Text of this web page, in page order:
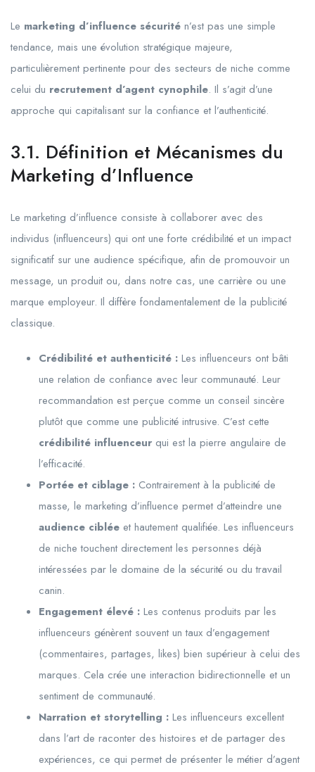
Le marketing d’influence sécurité n’est pas une simple
tendance, mais une évolution stratégique majeure,
particulièrement pertinente pour des secteurs de niche comme
celui du recrutement d’agent cynophile. Il s’agit d’une
approche qui capitalisant sur la confiance et l’authenticité.
3.1. Définition et Mécanismes du
Marketing d’Influence
Le marketing d’influence consiste à collaborer avec des
individus (influenceurs) qui ont une forte crédibilité et un impact
significatif sur une audience spécifique, afin de promouvoir un
message, un produit ou, dans notre cas, une carrière ou une
marque employeur. Il diffère fondamentalement de la publicité
classique.
Crédibilité et authenticité : Les influenceurs ont bâti
une relation de confiance avec leur communauté. Leur
recommandation est perçue comme un conseil sincère
plutôt que comme une publicité intrusive. C’est cette
crédibilité influenceur qui est la pierre angulaire de
l’efficacité.
Portée et ciblage : Contrairement à la publicité de
masse, le marketing d’influence permet d’atteindre une
audience ciblée et hautement qualifiée. Les influenceurs
de niche touchent directement les personnes déjà
intéressées par le domaine de la sécurité ou du travail
canin.
Engagement élevé : Les contenus produits par les
influenceurs génèrent souvent un taux d’engagement
(commentaires, partages, likes) bien supérieur à celui des
marques. Cela crée une interaction bidirectionnelle et un
sentiment de communauté.
Narration et storytelling : Les influenceurs excellent
dans l’art de raconter des histoires et de partager des
expériences, ce qui permet de présenter le métier d’agent